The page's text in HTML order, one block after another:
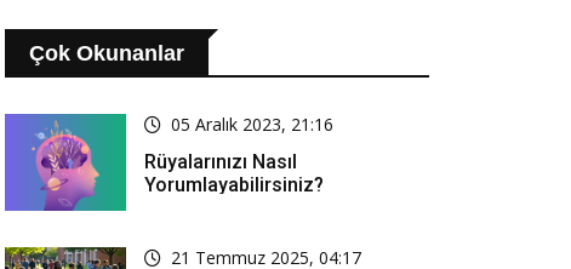
Çok Okunanlar
05 Aralık 2023, 21:16
Rüyalarınızı Nasıl
Yorumlayabilirsiniz?
21 Temmuz 2025, 04:17